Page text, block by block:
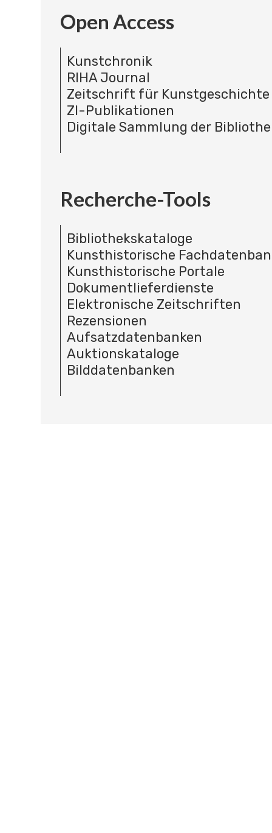
Open Access
Kunstchronik
RIHA Journal
Zeitschrift für Kunstgeschichte
ZI-Publikationen
Digitale Sammlung der
Recherche-Tools
Bibliothekskataloge
Kunsthistorische
Kunsthistorische Portale
Dokumentlieferdienste
Elektronische Zeitschriften
Rezensionen
Aufsatzdatenbanken
Auktionskataloge
Bilddatenbanken